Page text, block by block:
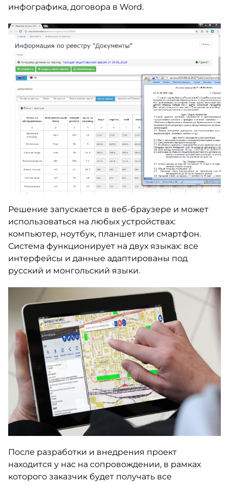
инфографика, договора в Word.
Решение запускается в веб-браузере и может
использоваться на любых устройствах:
компьютер, ноутбук, планшет или смартфон.
Система функционирует на двух языках: все
интерфейсы и данные адаптированы под
русский и монгольский языки.
После разработки и внедрения проект
находится у нас на сопровождении, в рамках
которого заказчик будет получать все